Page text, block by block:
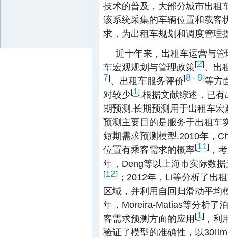
技术的普及，大部分城市出租
该系统采集的车辆位置和载客
求，为出租车规划和调度管理
近十年来，出租车运营与
车宏观规划与管理政策[2]、出
7]、出租车服务评价[8 - 9]等方
对较少[1].根据文献综述，已
期预测.长期预测用于出租车
预测主要目的是服务于出租车
短期需求预测模型.2010年，
位置有乘客需求的概率[11] ，
年，Deng等以上海市实际数
[12] ；2012年，Li等分析了出
区域，并利用自回归滑动平均
年，Moreira-Matias等分析了
客需求预测方面的应用 [1] ，
验证了模型的准确性，以